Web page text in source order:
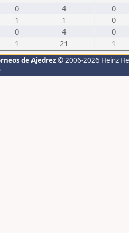
0 4
0
1 1
0
0 4
0
1 21 1
de Ajedrez © 2006-2026 Heinz